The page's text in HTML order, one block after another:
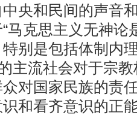
和民间的声音和
马克思主义无神论
别是包括体制内
主流社会对于宗
对国家民族的责
和看齐意识的正